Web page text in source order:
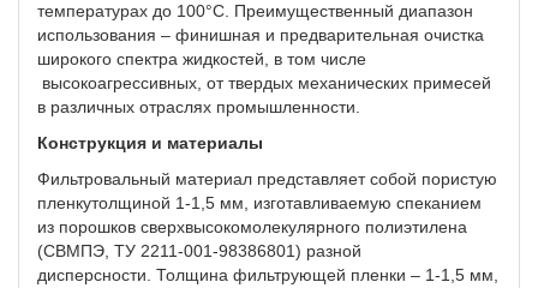
температурах до 100°С. Преимущественный диапазон
использования – финишная и предварительная очистка
широкого спектра жидкостей, в том числе
высокоагрессивных, от твердых механических примесей
в различных отраслях промышленности.
Конструкция и материалы
Фильтровальный материал представляет собой пористую
пленкутолщиной 1-1,5 мм, изготавливаемую спеканием
из порошков сверхвысокомолекулярного полиэтилена
(СВМПЭ, ТУ 2211-001-98386801) разной
дисперсности. Толщина фильтрующей пленки – 1-1,5 мм,